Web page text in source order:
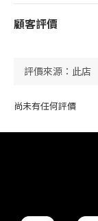
顧客評價
尚未有任何評價